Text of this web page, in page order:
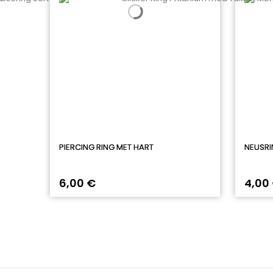
PIERCING RING MET HART
6,00 € 4,00